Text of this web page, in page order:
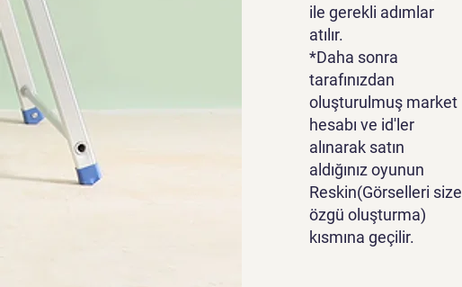
ile gerekli adımlar
atılır.
*Daha sonra
tarafınızdan
oluşturulmuş market
hesabı ve id'ler
alınarak satın
aldığınız oyunun
Reskin(Görselleri size
özgü oluşturma)
kısmına geçilir.